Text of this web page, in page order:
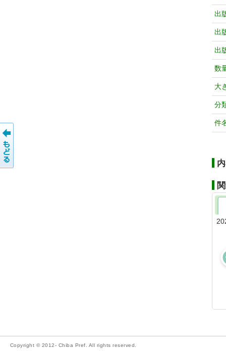
出
出
出
数
大
分
件
Copyright © 2012- Chiba Pref. All rights reserved.